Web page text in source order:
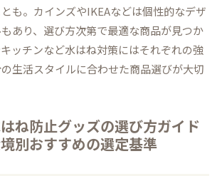
も。カインズやIKEAなどは個性的なデザ
あり、選び方次第で最適な商品が見つか
ッチンなど水はね対策にはそれぞれの強
生活スタイルに合わせた商品選びが大切
ね防止グッズの選び方ガイド
境別おすすめの選定基準